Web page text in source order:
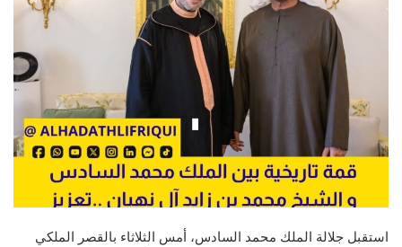
استقبل جلالة الملك محمد السادس، أمس الثلاثاء بالقصر الملكي